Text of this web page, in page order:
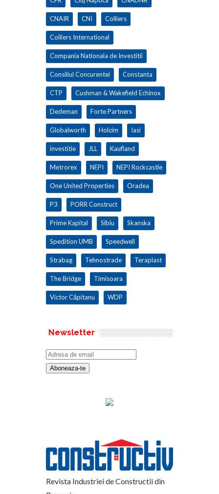
CNAIR CNI Colliers
Colliers International
Compania Nationala de Investitii
Consiliul Concurentei Constanta
CTP Cushman & Wakefield Echinox
Dedeman Forte Partners
Globalworth Holcim Iasi
investitie JLL Kaufland
Metrorex NEPI NEPI Rockcastle
One United Properties Oradea
P3 PORR Construct
Prime Kapital Sibiu Skanska
Spedition UMB Speedwell
Strabag Tehnostrade Teraplast
The Bridge Timisoara
Victor Căpitanu WDP
Newsletter
Revista Industriei de Constructii din